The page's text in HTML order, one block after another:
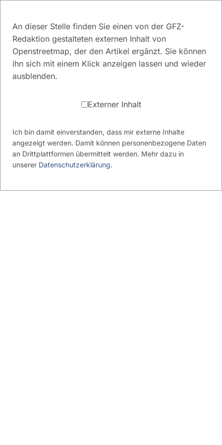
An dieser Stelle finden Sie einen von der GFZ-
Redaktion gestalteten externen Inhalt von
Openstreetmap, der den Artikel ergänzt. Sie können
ihn sich mit einem Klick anzeigen lassen und wieder
ausblenden.
Externer Inhalt
Ich bin damit einverstanden, dass mir externe Inhalte
angezeigt werden. Damit können personenbezogene Daten
an Drittplattformen übermittelt werden. Mehr dazu in
unserer Datenschutzerklärung.